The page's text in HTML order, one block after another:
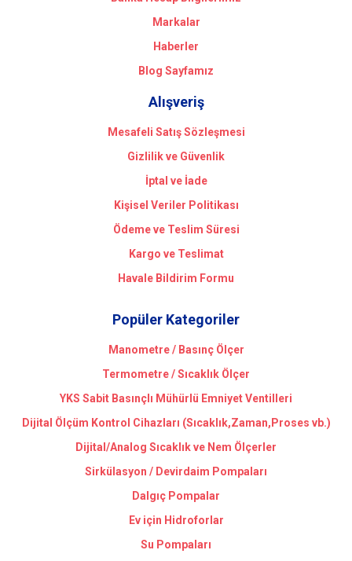
Markalar
Haberler
Blog Sayfamız
Alışveriş
Mesafeli Satış Sözleşmesi
Gizlilik ve Güvenlik
İptal ve İade
Kişisel Veriler Politikası
Ödeme ve Teslim Süresi
Kargo ve Teslimat
Havale Bildirim Formu
Popüler Kategoriler
Manometre / Basınç Ölçer
Termometre / Sıcaklık Ölçer
YKS Sabit Basınçlı Mühürlü Emniyet Ventilleri
Dijital Ölçüm Kontrol Cihazları (Sıcaklık,Zaman,Proses vb.)
Dijital/Analog Sıcaklık ve Nem Ölçerler
Sirkülasyon / Devirdaim Pompaları
Dalgıç Pompalar
Ev için Hidroforlar
Su Pompaları